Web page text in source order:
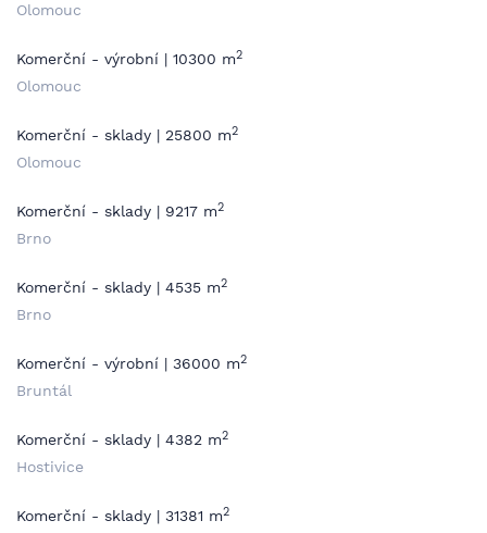
Olomouc
Komerční - výrobní | 10300 m2
Olomouc
Komerční - sklady | 25800 m2
Olomouc
Komerční - sklady | 9217 m2
Brno
Komerční - sklady | 4535 m2
Brno
Komerční - výrobní | 36000 m2
Bruntál
Komerční - sklady | 4382 m2
Hostivice
Komerční - sklady | 31381 m2